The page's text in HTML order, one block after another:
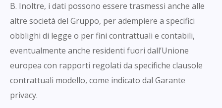
B. Inoltre, i dati possono essere trasmessi anche alle
altre società del Gruppo, per adempiere a specifici
obblighi di legge o per fini contrattuali e contabili,
eventualmente anche residenti fuori dall’Unione
europea con rapporti regolati da specifiche clausole
contrattuali modello, come indicato dal Garante
privacy.